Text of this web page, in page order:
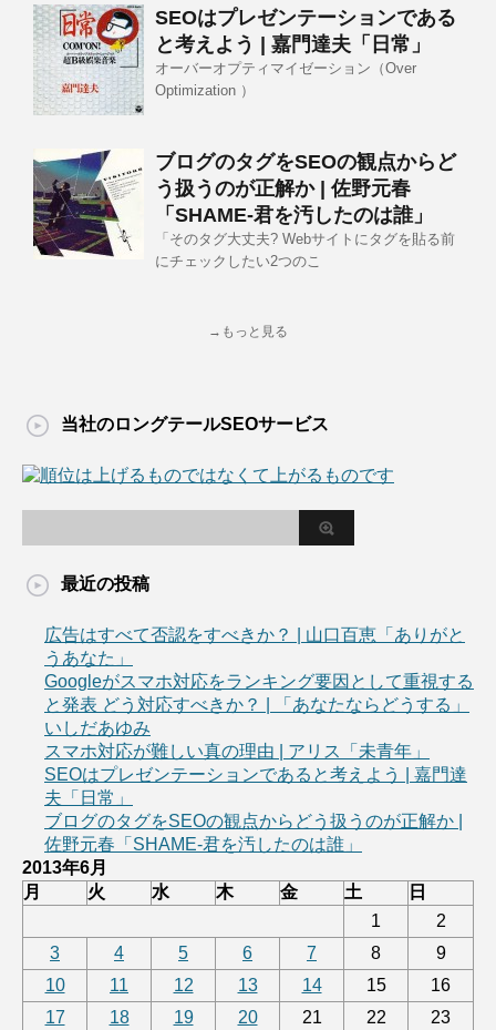
SEOはプレゼンテーションである
と考えよう | 嘉門達夫「日常」
オーバーオプティマイゼーション（Over
Optimization ）
ブログのタグをSEOの観点からど
う扱うのが正解か | 佐野元春
「SHAME-君を汚したのは誰」
「そのタグ大丈夫? Webサイトにタグを貼る前
にチェックしたい2つのこ
→もっと見る
当社のロングテールSEOサービス
最近の投稿
広告はすべて否認をすべきか？ | 山口百恵「ありがと
うあなた」
Googleがスマホ対応をランキング要因として重視する
と発表 どう対応すべきか？ | 「あなたならどうする」
いしだあゆみ
スマホ対応が難しい真の理由 | アリス「未青年」
SEOはプレゼンテーションであると考えよう | 嘉門達
夫「日常」
ブログのタグをSEOの観点からどう扱うのが正解か |
佐野元春「SHAME-君を汚したのは誰」
2013年6月
月
火 水 木 金 土 日
1
2
3
4 5 6 7 8
9
10
11 12 13 14 15
16
17
18 19 20 21 22
23